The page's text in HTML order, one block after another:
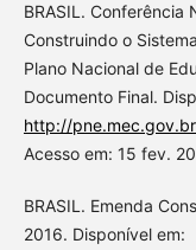
BRASIL. Conferência
Construindo o
Plano Nacional de
Documento Final.
http://
Acesso em: 15 fev.
BRASIL. Emenda
2016. Disponível em: